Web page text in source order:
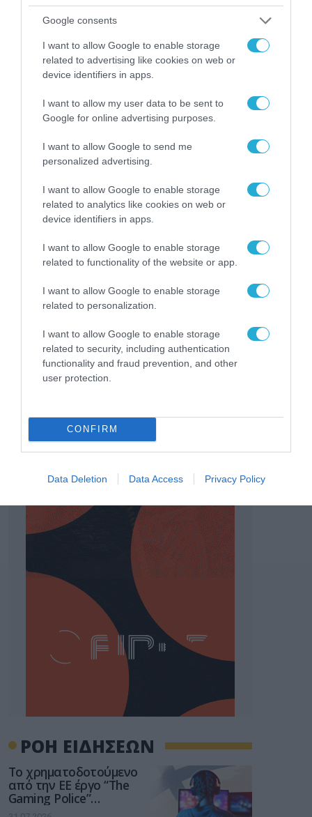
Google consents
I want to allow Google to enable storage
related to advertising like cookies on web or
device identifiers in apps.
I want to allow my user data to be sent to
Google for online advertising purposes.
I want to allow Google to send me
personalized advertising.
I want to allow Google to enable storage
related to analytics like cookies on web or
device identifiers in apps.
I want to allow Google to enable storage
related to functionality of the website or app.
I want to allow Google to enable storage
related to personalization.
I want to allow Google to enable storage
related to security, including authentication
functionality and fraud prevention, and other
user protection.
CONFIRM
Data Deletion Data Access Privacy Policy
ΠΡΟΪΟΝΤΑ-ΥΠΗΡΕΣΙΕΣ
Η DIVITEC εισάγει στην ελληνική
αγορά τη νέα φωτογραφική
μηχανή άμεσης εκτύπωσης,
Printomatic της Kodak
12.12.2023
ΡΟΗ ΕΙΔΗΣΕΩΝ
Το χρηματοδοτούμενο
από την ΕΕ έργο “The
Gaming Police”
ενισχύει την ασφάλεια